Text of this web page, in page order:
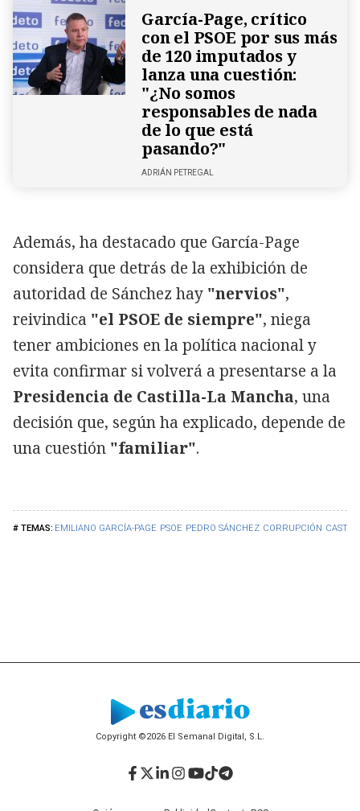
EMILIANO GARCÍA-PAGE PSOE PEDRO SÁNCHEZ CORRUPCIÓN
García-Page, crítico
con el PSOE por sus más
de 120 imputados y
lanza una cuestión:
"¿No somos
responsables de nada
de lo que está
pasando?"
ADRIÁN PETREGAL
Además, ha destacado que García-Page
considera que detrás de la exhibición de
autoridad de Sánchez hay "nervios",
reivindica "el PSOE de siempre", niega
tener ambiciones en la política nacional y
evita confirmar si volverá a presentarse a la
Presidencia de Castilla-La Mancha, una
decisión que, según ha explicado, depende de
una cuestión "familiar".
Copyright ©2026 El Semanal Digital, S.L.
Facebook
Twitter
LinkedIn
Instagram
YouTube
TikTok
Telegram